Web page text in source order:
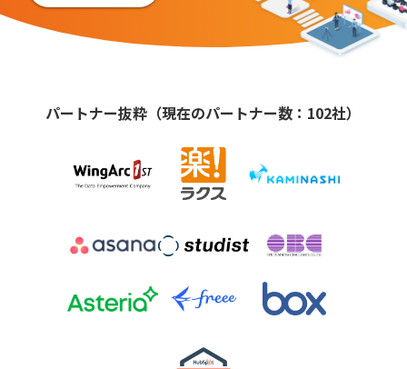
パートナー抜粋（現在のパートナー数：102社）